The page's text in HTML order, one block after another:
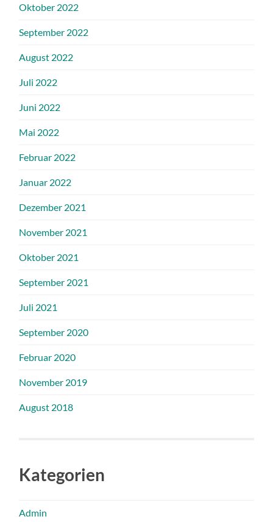
Oktober 2022
September 2022
August 2022
Juli 2022
Juni 2022
Mai 2022
Februar 2022
Januar 2022
Dezember 2021
November 2021
Oktober 2021
September 2021
Juli 2021
September 2020
Februar 2020
November 2019
August 2018
Kategorien
Admin